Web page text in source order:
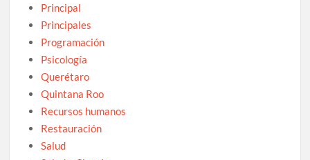
Principal
Principales
Programación
Psicología
Querétaro
Quintana Roo
Recursos humanos
Restauración
Salud